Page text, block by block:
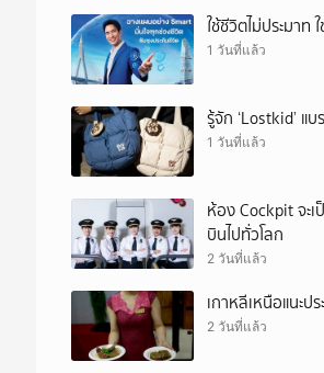
ใช้ชีวิตไม่ประมาท
1 วันที่แล้ว
รู้จัก ‘Lostkid’ แ
1 วันที่แล้ว
ห้อง Cockpit จะ
บินไปทั่วโลก
2 วันที่แล้ว
เกาหลีเหนือแนะป
2 วันที่แล้ว